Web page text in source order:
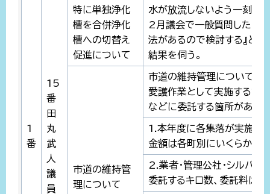
1
番
15
番
田
丸
武
人
議
員
特に単独浄化
槽を合併浄化
槽への切替え
促進について
水が放流しないよう一刻も
2月議会で一般質問したと
法があるので検討する』と
結果を伺う。
市道の維持管
理について
市道の維持管理については
愛護作業として実施する箇
などに委託する箇所がある
1.本年度に各集落が実施し
金額は各町別にいくらか。
2.業者・管理公社・シルバ
委託するキロ数、委託料は各